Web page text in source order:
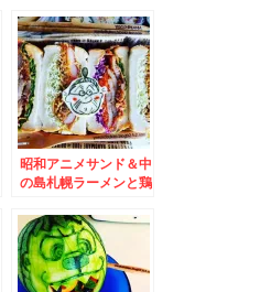
「なると本店」さんの
「ザン玉丼」と「醤油
ラーメン」♪(*´艸`*)
やっぱり本店来たらザ
ン玉丼だよね
昭和アニメサンド＆中
の島札幌ラーメンと鶏
飛燕」さんの金曜日の
「魅惑の濃厚味噌らー
めん」(*´艸`*)